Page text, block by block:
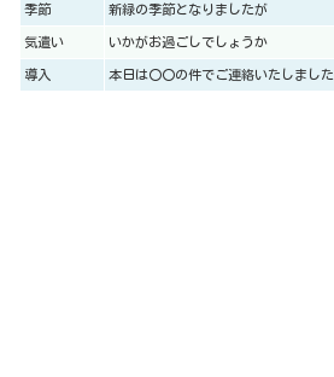
季節 新緑の季節となりましたが
気遣い いかがお過ごしでしょうか
導入 本日は〇〇の件でご連絡いたしました